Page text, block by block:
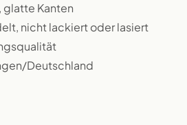
glatte Kanten
nicht lackiert oder lasiert
Deutschland